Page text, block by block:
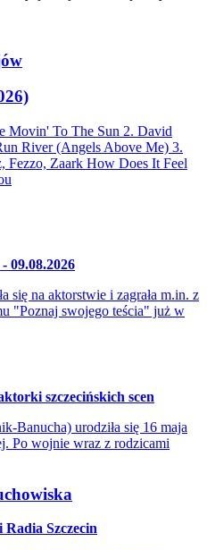
Movin' To The Sun 2. David
River (Angels Above Me) 3.
Fezzo, Zaark How Does It Feel
09.08.2026
się na aktorstwie i zagrała m.in. z
"Poznaj swojego teścia" już w
szczecińskich scen
Banucha) urodziła się 16 maja
Po wojnie wraz z rodzicami
Szczecin